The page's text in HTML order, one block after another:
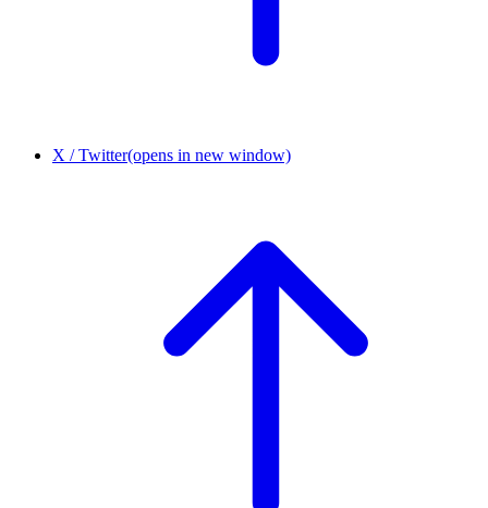
X / Twitter(opens in new window)